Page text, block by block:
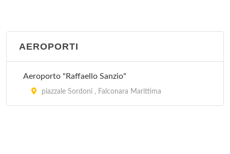
AEROPORTI
Aeroporto "Raffaello Sanzio"
piazzale Sordoni , Falconara Marittima